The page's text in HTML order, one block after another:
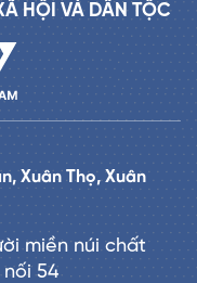
HỘI VÀ DÂN TỘC
Xuân Thọ, Xuân
miền núi chất
nối 54